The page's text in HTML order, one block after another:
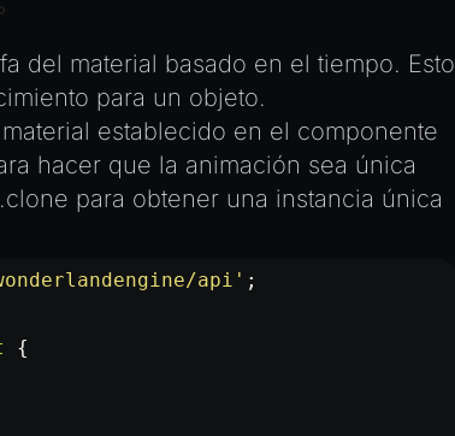
del material basado en el tiempo. Esto
para un objeto.
establecido en el componente
hacer que la animación sea única
para obtener una instancia única
api' ;
{